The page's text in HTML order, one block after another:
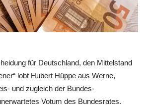
für Deutschland, den Mittelstand
lobt Hubert Hüppe aus Werne,
und zugleich der Bundes-
Votum des Bundesrates.